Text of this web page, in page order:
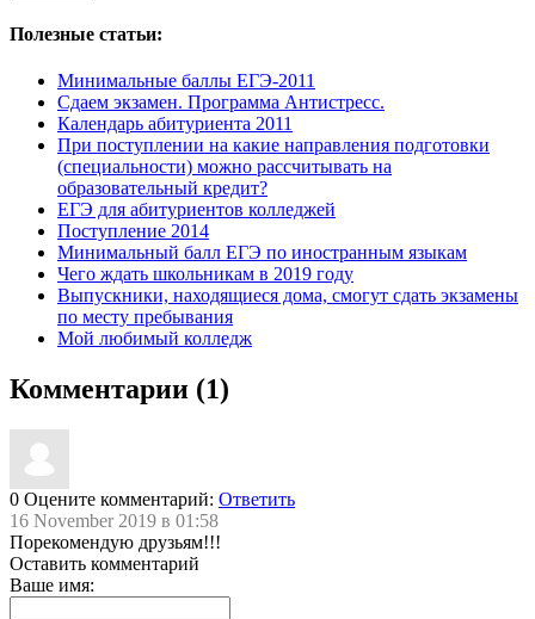
Полезные статьи:
Минимальные баллы ЕГЭ-2011
Сдаем экзамен. Программа Антистресс.
Календарь абитуриента 2011
При поступлении на какие направления подготовки
(специальности) можно рассчитывать на
образовательный кредит?
ЕГЭ для абитуриентов колледжей
Поступление 2014
Минимальный балл ЕГЭ по иностранным языкам
Чего ждать школьникам в 2019 году
Выпускники, находящиеся дома, смогут сдать экзамены
по месту пребывания
Мой любимый колледж
Комментарии (1)
0 Оцените комментарий: Ответить
16 November 2019 в 01:58
Порекомендую друзьям!!!
Оставить комментарий
Ваше имя: